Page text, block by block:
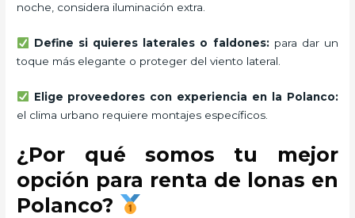
noche, considera iluminación extra.
Define si quieres laterales o faldones:para dar un
toque más elegante o proteger del viento lateral.
Elige proveedores con experiencia en la Polanco:
el clima urbano requiere montajes específicos.
¿Por qué somos tu mejor
opción para renta de lonas en
Polanco?